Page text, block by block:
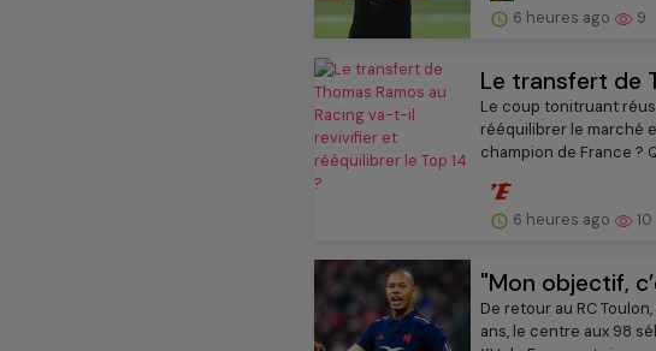
6 heures ago 9
Le transfert de
Le coup tonitruant
rééquilibrer le marché
champion de France ?
6 heures ago 10
"Mon objectif,
De retour au RC
ans, le centre aux 98